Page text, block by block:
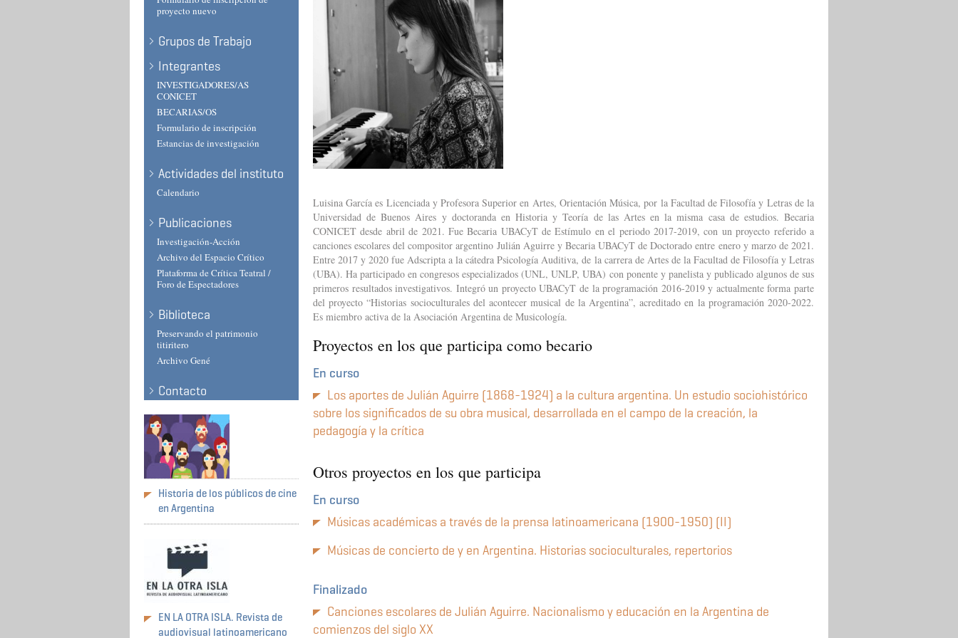
proyecto nuevo
Grupos de Trabajo
Integrantes
INVESTIGADORES/AS
CONICET
BECARIAS/OS
Formulario de inscripción
Estancias de investigación
Actividades del instituto
Calendario
Publicaciones
Investigación-Acción
Archivo del Espacio Crítico
Plataforma de Crítica Teatral /
Foro de Espectadores
Biblioteca
Preservando el patrimonio
titiritero
Archivo Gené
Contacto
Historia de los públicos de cine
en Argentina
EN LA OTRA ISLA. Revista de
audiovisual latinoamericano
Luisina García es Licenciada y Profesora Superior en Artes, Orientación Música, por la Facultad de Filosofía y Letras de la
Universidad de Buenos Aires y doctoranda en Historia y Teoría de las Artes en la misma casa de estudios. Becaria
CONICET desde abril de 2021. Fue Becaria UBACyT de Estímulo en el periodo 2017-2019, con un proyecto referido a
canciones escolares del compositor argentino Julián Aguirre y Becaria UBACyT de Doctorado entre enero y marzo de 2021.
Entre 2017 y 2020 fue Adscripta a la cátedra Psicología Auditiva, de la carrera de Artes de la Facultad de Filosofía y Letras
(UBA). Ha participado en congresos especializados (UNL, UNLP, UBA) con ponente y panelista y publicado algunos de sus
primeros resultados investigativos. Integró un proyecto UBACyT de la programación 2016-2019 y actualmente forma parte
del proyecto “Historias socioculturales del acontecer musical de la Argentina”, acreditado en la programación 2020-2022.
Es miembro activa de la Asociación Argentina de Musicología.
Proyectos en los que participa como becario
En curso
Los aportes de Julián Aguirre (1868-1924) a la cultura argentina. Un estudio sociohistórico
sobre los significados de su obra musical, desarrollada en el campo de la creación, la
pedagogía y la crítica
Otros proyectos en los que participa
En curso
Músicas académicas a través de la prensa latinoamericana (1900-1950) (II)
Músicas de concierto de y en Argentina. Historias socioculturales, repertorios
Finalizado
Canciones escolares de Julián Aguirre. Nacionalismo y educación en la Argentina de
comienzos del siglo XX